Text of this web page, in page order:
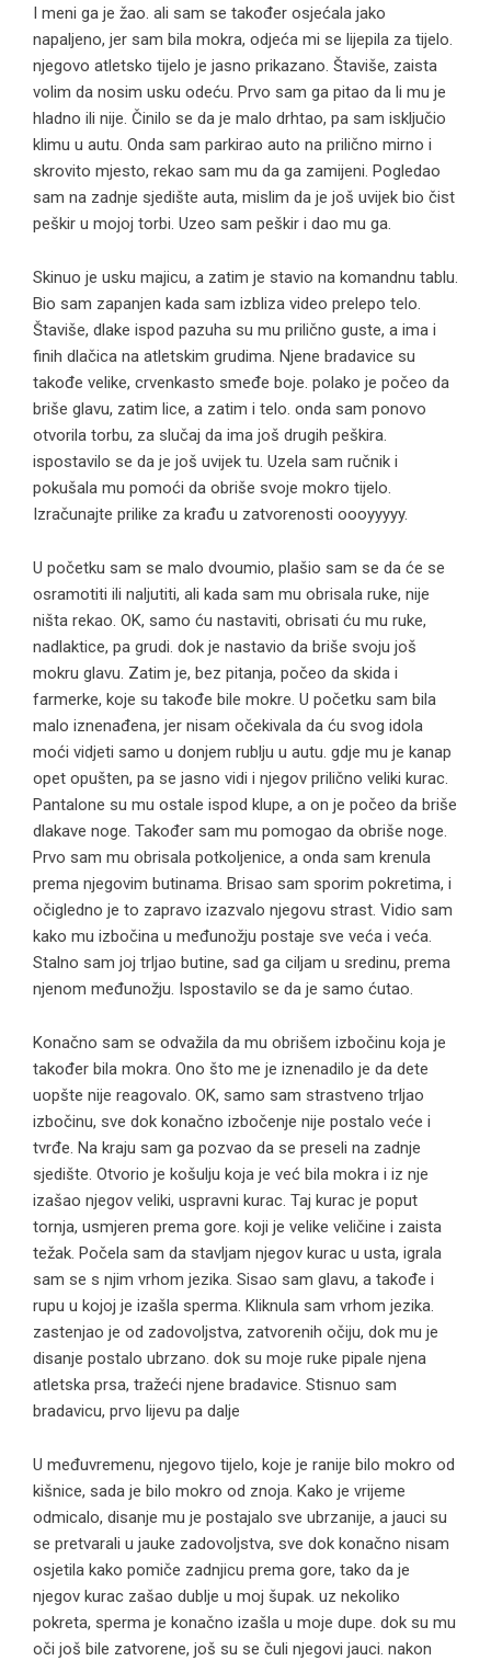
I meni ga je žao. ali sam se također osjećala jako
napaljeno, jer sam bila mokra, odjeća mi se lijepila za tijelo.
njegovo atletsko tijelo je jasno prikazano. Štaviše, zaista
volim da nosim usku odeću. Prvo sam ga pitao da li mu je
hladno ili nije. Činilo se da je malo drhtao, pa sam isključio
klimu u autu. Onda sam parkirao auto na prilično mirno i
skrovito mjesto, rekao sam mu da ga zamijeni. Pogledao
sam na zadnje sjedište auta, mislim da je još uvijek bio čist
peškir u mojoj torbi. Uzeo sam peškir i dao mu ga.
Skinuo je usku majicu, a zatim je stavio na komandnu tablu.
Bio sam zapanjen kada sam izbliza video prelepo telo.
Štaviše, dlake ispod pazuha su mu prilično guste, a ima i
finih dlačica na atletskim grudima. Njene bradavice su
takođe velike, crvenkasto smeđe boje. polako je počeo da
briše glavu, zatim lice, a zatim i telo. onda sam ponovo
otvorila torbu, za slučaj da ima još drugih peškira.
ispostavilo se da je još uvijek tu. Uzela sam ručnik i
pokušala mu pomoći da obriše svoje mokro tijelo.
Izračunajte prilike za krađu u zatvorenosti oooyyyyy.
U početku sam se malo dvoumio, plašio sam se da će se
osramotiti ili naljutiti, ali kada sam mu obrisala ruke, nije
ništa rekao. OK, samo ću nastaviti, obrisati ću mu ruke,
nadlaktice, pa grudi. dok je nastavio da briše svoju još
mokru glavu. Zatim je, bez pitanja, počeo da skida i
farmerke, koje su takođe bile mokre. U početku sam bila
malo iznenađena, jer nisam očekivala da ću svog idola
moći vidjeti samo u donjem rublju u autu. gdje mu je kanap
opet opušten, pa se jasno vidi i njegov prilično veliki kurac.
Pantalone su mu ostale ispod klupe, a on je počeo da briše
dlakave noge. Također sam mu pomogao da obriše noge.
Prvo sam mu obrisala potkoljenice, a onda sam krenula
prema njegovim butinama. Brisao sam sporim pokretima, i
očigledno je to zapravo izazvalo njegovu strast. Vidio sam
kako mu izbočina u međunožju postaje sve veća i veća.
Stalno sam joj trljao butine, sad ga ciljam u sredinu, prema
njenom međunožju. Ispostavilo se da je samo ćutao.
Konačno sam se odvažila da mu obrišem izbočinu koja je
također bila mokra. Ono što me je iznenadilo je da dete
uopšte nije reagovalo. OK, samo sam strastveno trljao
izbočinu, sve dok konačno izbočenje nije postalo veće i
tvrđe. Na kraju sam ga pozvao da se preseli na zadnje
sjedište. Otvorio je košulju koja je već bila mokra i iz nje
izašao njegov veliki, uspravni kurac. Taj kurac je poput
tornja, usmjeren prema gore. koji je velike veličine i zaista
težak. Počela sam da stavljam njegov kurac u usta, igrala
sam se s njim vrhom jezika. Sisao sam glavu, a takođe i
rupu u kojoj je izašla sperma. Kliknula sam vrhom jezika.
zastenjao je od zadovoljstva, zatvorenih očiju, dok mu je
disanje postalo ubrzano. dok su moje ruke pipale njena
atletska prsa, tražeći njene bradavice. Stisnuo sam
bradavicu, prvo lijevu pa dalje
U međuvremenu, njegovo tijelo, koje je ranije bilo mokro od
kišnice, sada je bilo mokro od znoja. Kako je vrijeme
odmicalo, disanje mu je postajalo sve ubrzanije, a jauci su
se pretvarali u jauke zadovoljstva, sve dok konačno nisam
osjetila kako pomiče zadnjicu prema gore, tako da je
njegov kurac zašao dublje u moj šupak. uz nekoliko
pokreta, sperma je konačno izašla u moje dupe. dok su mu
oči još bile zatvorene, još su se čuli njegovi jauci. nakon